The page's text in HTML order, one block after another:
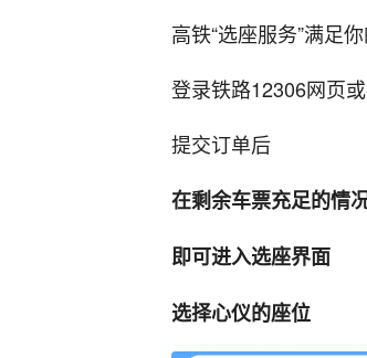
高铁“选座服务”满足
登录铁路12306网页
提交订单后
在剩余车票充足的情
即可进入选座界面
选择心仪的座位